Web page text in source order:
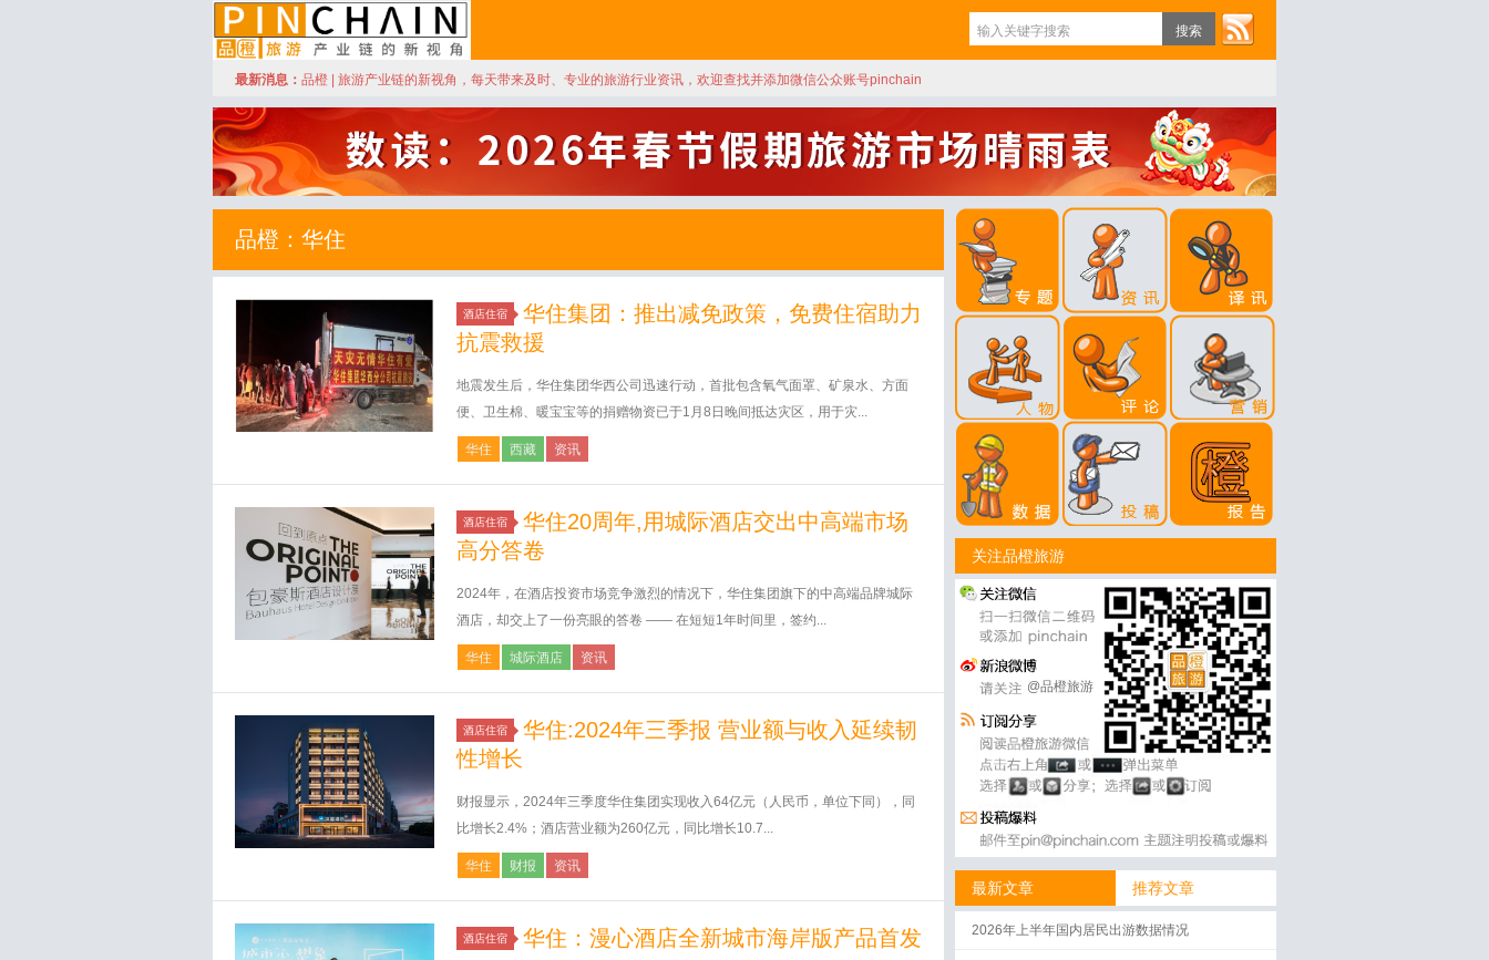
品橙旅游
最新消息： 品橙 | 旅游产业链的新视角，每天带来及时、专业的旅游行业资讯，欢迎查找并添加微信公众账号pinchain
品橙：华住
酒店住宿
华住集团：推出减免政策，免费住宿助力
抗震救援
地震发生后，华住集团华西公司迅速行动，首批包含氧气面罩、矿泉水、方面
便、卫生棉、暖宝宝等的捐赠物资已于1月8日晚间抵达灾区，用于灾...
华住 西藏 资讯
酒店住宿
华住20周年,用城际酒店交出中高端市场
高分答卷
2024年，在酒店投资市场竞争激烈的情况下，华住集团旗下的中高端品牌城际
酒店，却交上了一份亮眼的答卷 —— 在短短1年时间里，签约...
华住 城际酒店 资讯
酒店住宿
华住:2024年三季报 营业额与收入延续韧
性增长
财报显示，2024年三季度华住集团实现收入64亿元（人民币，单位下同），同
比增长2.4%；酒店营业额为260亿元，同比增长10.7...
华住 财报 资讯
酒店住宿 华住：漫心酒店全新城市海岸版产品首发
关注品橙旅游
@品橙旅游
最新文章 推荐文章
2026年上半年国内居民出游数据情况